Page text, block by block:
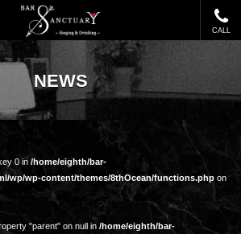
CALL
NEWS
0 in /home/eighth/bar-
wp/wp-content/themes/8thOcean/functions.php on
"parent" on null in/home/eighth/bar-